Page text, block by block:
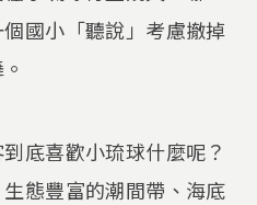
國小「聽說」考慮撤掉
底喜歡小琉球什麼呢？
態豐富的潮間帶、海底